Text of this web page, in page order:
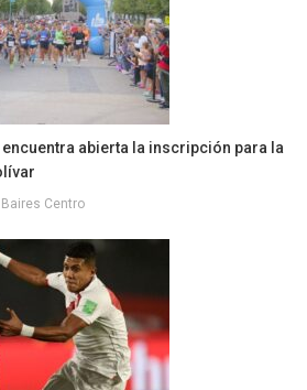
abierta la inscripción para la
Baires Centro